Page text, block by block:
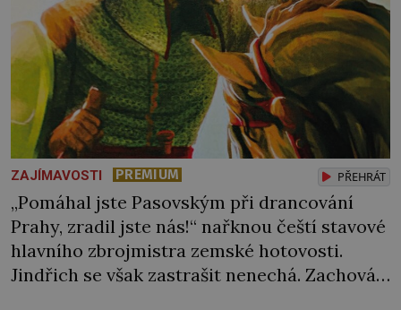
ZAJÍMAVOSTI PREMIUM PŘEHRÁT
„Pomáhal jste Pasovským při drancování
Prahy, zradil jste nás!“ nařknou čeští stavové
hlavního zbrojmistra zemské hotovosti.
Jindřich se však zastrašit nenechá. Zachová